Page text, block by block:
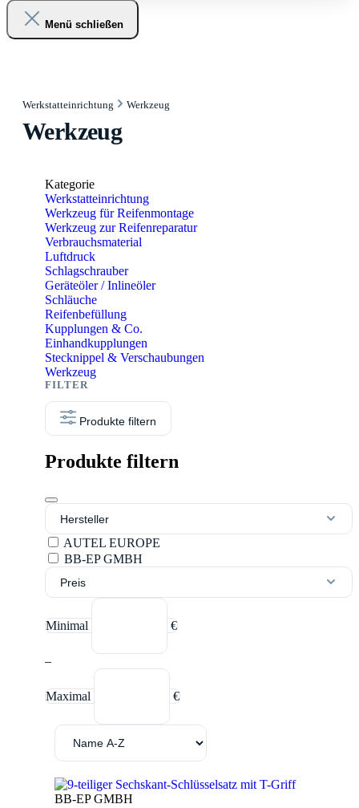
Menü schließen
Werkstatteinrichtung Werkzeug
Werkzeug
Kategorie
Werkstatteinrichtung
Werkzeug für Reifenmontage
Werkzeug zur Reifenreparatur
Verbrauchsmaterial
Luftdruck
Schlagschrauber
Geräteöler / Inlineöler
Schläuche
Reifenbefüllung
Kupplungen & Co.
Einhandkupplungen
Stecknippel & Verschaubungen
Werkzeug
Produkte filtern
Produkte filtern
Hersteller
AUTEL EUROPE
BB-EP GMBH
Preis
Minimal €
–
Maximal €
BB-EP GMBH